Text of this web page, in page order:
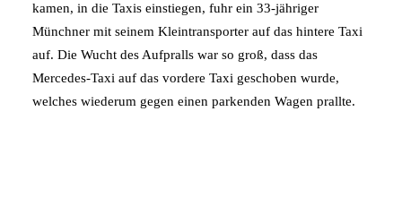
kamen, in die Taxis einstiegen, fuhr ein 33-jähriger
Münchner mit seinem Kleintransporter auf das hintere Taxi
auf. Die Wucht des Aufpralls war so groß, dass das
Mercedes-Taxi auf das vordere Taxi geschoben wurde,
welches wiederum gegen einen parkenden Wagen prallte.